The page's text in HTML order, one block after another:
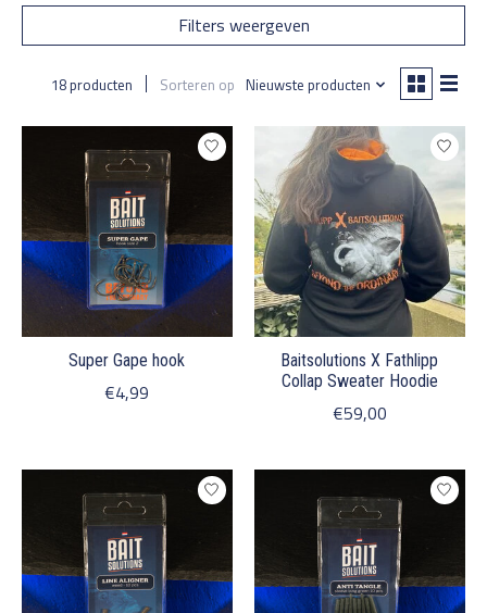
Filters weergeven
18 producten Sorteren op Nieuwste producten
Super Gape hook
€4,99
Baitsolutions X Fathlipp
Collap Sweater Hoodie
€59,00